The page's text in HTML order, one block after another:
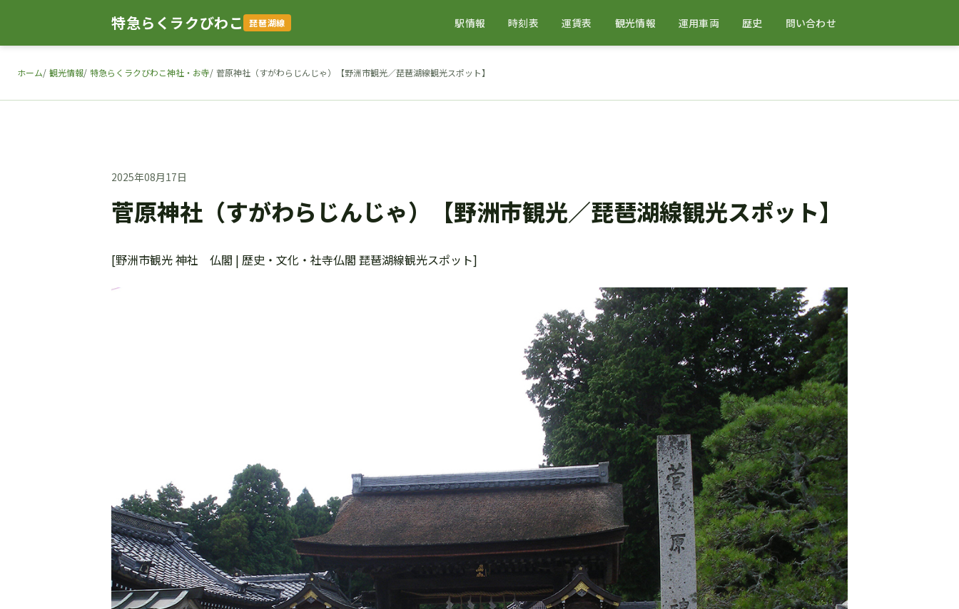
特急らくラクびわこ 琵琶湖線 駅情報 時刻表 運賃表 観光情報 運用車両 歴史 問い合わせ
ホーム 観光情報 特急らくラクびわこ神社・お寺 菅原神社（すがわらじんじゃ）【野洲市観光／琵琶湖線観光スポット】
2025年08月17日
菅原神社（すがわらじんじゃ）【野洲市観光／琵琶湖線観光スポット】
[野洲市観光 神社 仏閣 | 歴史・文化・社寺仏閣 琵琶湖線観光スポット]